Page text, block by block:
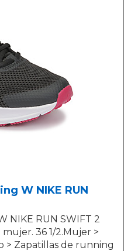
W NIKE RUN
NIKE RUN SWIFT 2
36 1/2.Mujer >
> Zapatillas de running